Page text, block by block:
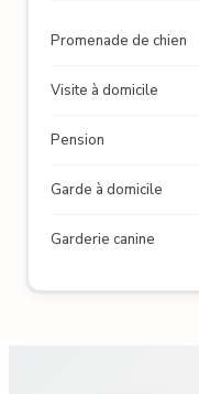
Promenade de chien
Visite à domicile
Pension
Garde à domicile
Garderie canine